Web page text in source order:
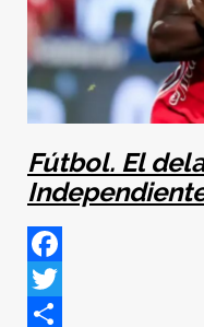
Fútbol. El
Facebook
Twitter